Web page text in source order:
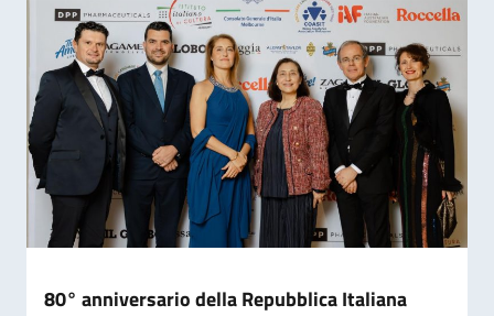
80° anniversario della Repubblica Italiana